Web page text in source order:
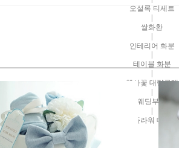
오설록 티세트
|
쌀화환
|
인테리어 화분
테이블 화분
행사꽃 대량구매
|
웨딩부케
|
플라워 데코